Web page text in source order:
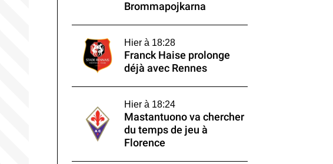
Brommapojkarna
Hier à 18:28
Franck Haise prolonge
déjà avec Rennes
Hier à 18:24
Mastantuono va chercher
du temps de jeu à
Florence